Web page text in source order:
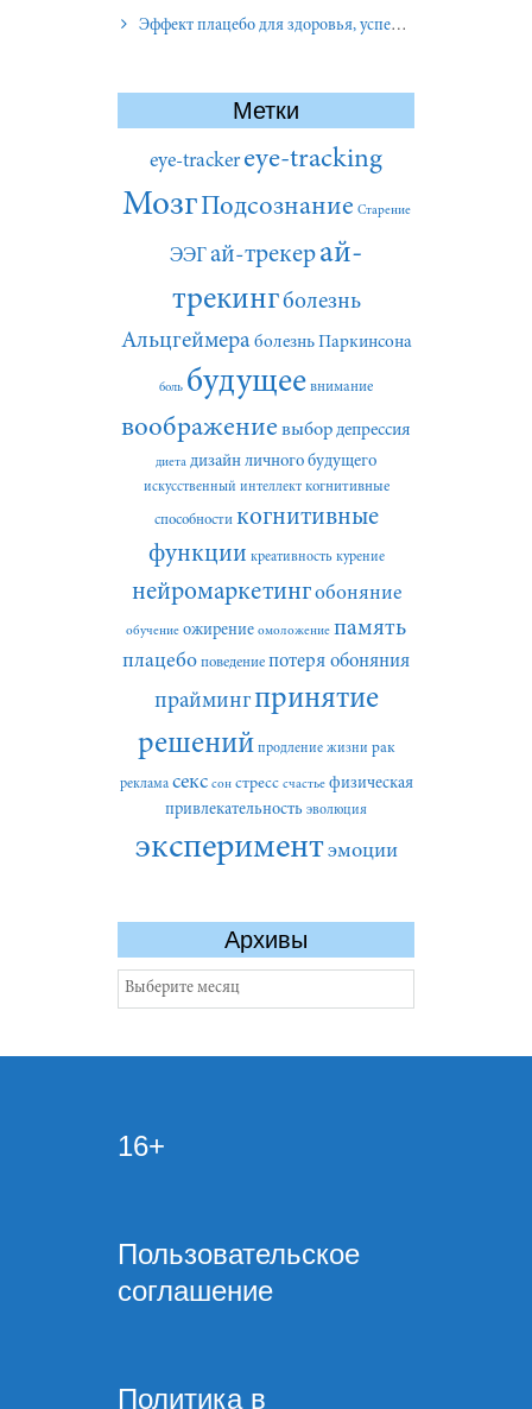
Эффект плацебо для здоровья, успеха и отношений
Метки
eye-tracker eye-tracking
МозгПодсознание Старение
ЭЭГай-трекерай-
трекингболезнь
Альцгеймера болезнь Паркинсона
боль будущее внимание
воображение выбор депрессия
диета дизайн личного будущего
искусственный интеллект когнитивные
способности когнитивные
функции креативность курение
нейромаркетингобоняние
обучение ожирение омоложение память
плацебо поведение потеря обоняния
праймингпринятие
решений продление жизни рак
реклама секс сон стресс счастье физическая
привлекательность эволюция
экспериментэмоции
Архивы
Архивы
16+
Пользовательское
соглашение
Политика в